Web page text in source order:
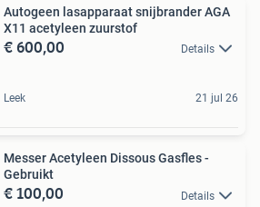
Autogeen lasapparaat snijbrander AGA
X11 acetyleen zuurstof
€ 600,00 Details
Leek 21 jul 26
Messer Acetyleen Dissous Gasfles -
Gebruikt
€ 100,00 Details